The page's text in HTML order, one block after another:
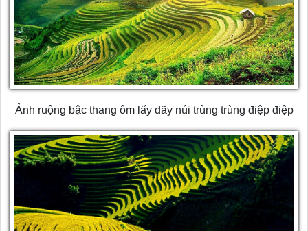
Ảnh ruộng bậc thang ôm lấy dãy núi trùng trùng điệp điệp